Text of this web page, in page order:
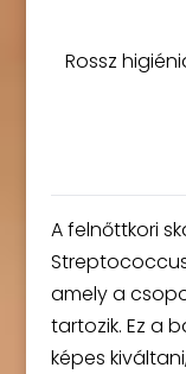
Rossz
A felnőttkori
amely a
tartozik. Ez a
képes